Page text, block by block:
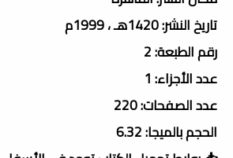
تاريخ النشر: 1420هـ ، 1999م
رقم الطبعة: 2
عدد الأجزاء: 1
عدد الصفحات: 220
الحجم بالميجا: 6.32